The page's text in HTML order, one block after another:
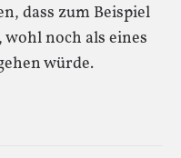
dass zum Beispiel
noch als eines
würde.